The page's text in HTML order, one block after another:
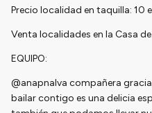
Precio localidad en taquilla: 10
Venta localidades en la Casa
EQUIPO:
@anapnalva compañera
bailar contigo es una delicia